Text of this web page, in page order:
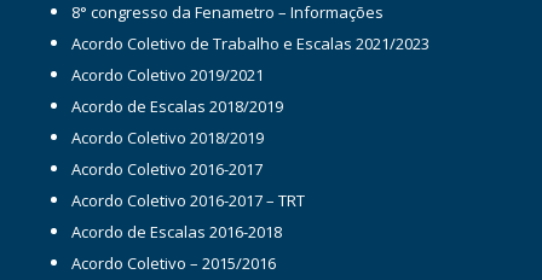
8° congresso da Fenametro – Informações
Acordo Coletivo de Trabalho e Escalas 2021/2023
Acordo Coletivo 2019/2021
Acordo de Escalas 2018/2019
Acordo Coletivo 2018/2019
Acordo Coletivo 2016-2017
Acordo Coletivo 2016-2017 – TRT
Acordo de Escalas 2016-2018
Acordo Coletivo – 2015/2016